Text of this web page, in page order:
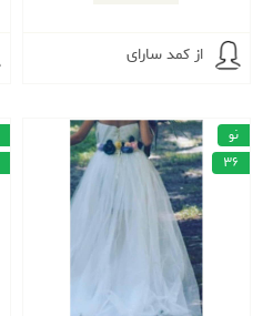
از کمد سارای
نو
36